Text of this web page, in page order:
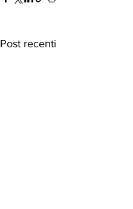
Post recenti